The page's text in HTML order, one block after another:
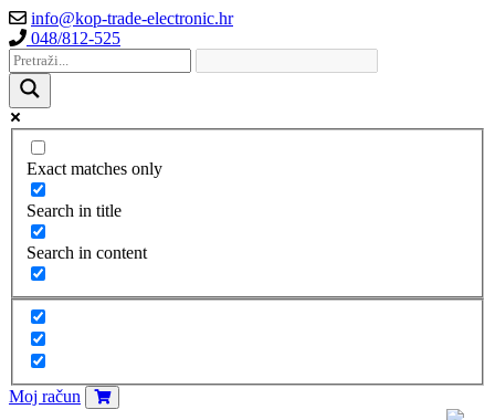
info@kop-trade-electronic.hr
048/812-525
Exact matches only
Search in title
Search in content
Moj račun